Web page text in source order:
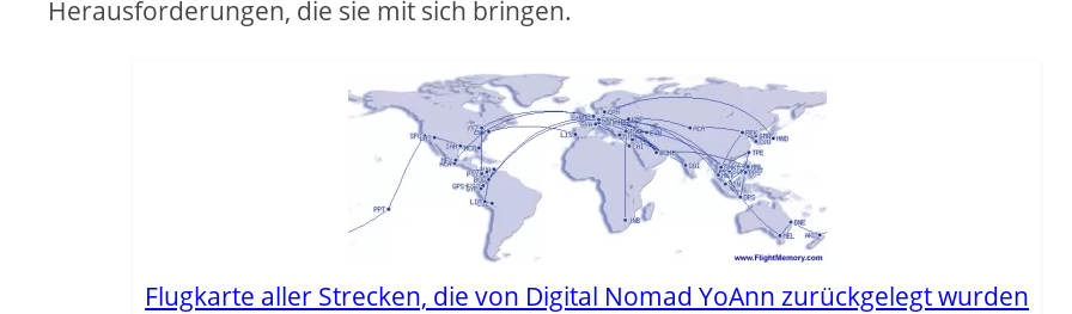
Herausforderungen, die sie mit sich bringen.
Flugkarte aller Strecken, die von Digital Nomad YoAnn zurückgelegt wurden